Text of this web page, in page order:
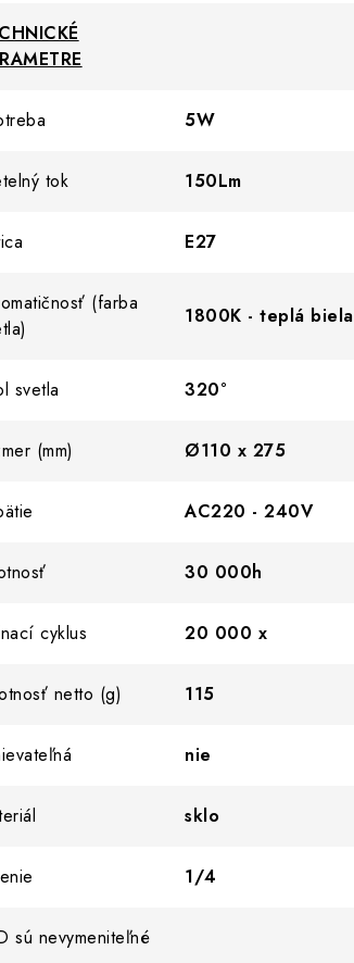
5W
tok 150Lm
E27
(farba
1800K - teplá biela
svetla 320°
(mm) Ø110 x 275
AC220 - 240V
30 000h
cyklus 20 000 x
netto (g) 115
nie
sklo
1/4
sú nevymeniteľné